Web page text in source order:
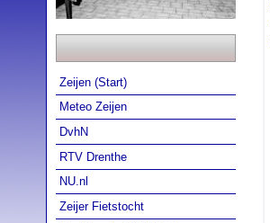
Zeijen (Start)
Meteo Zeijen
DvhN
RTV Drenthe
NU.nl
Zeijer Fietstocht